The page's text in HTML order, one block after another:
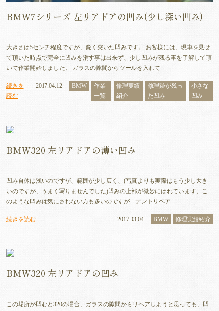
BMW7シリーズ 左リアドアの凹み(少し深い凹み)
大きさは5センチ程度ですが、鋭く突いた凹みです。 お客様には、現車を見せ
て頂いた時点で完全に凹みを消す事は出来ず、少し凹みが残る事を了解して頂
いて作業開始しました。 ガラスの隙間からツールを入れて
続きを
読む
2017.04.12 BMW
作業
一覧
修理実績
紹介
修理跡が残っ
た凹み
小さな
凹み
BMW320 左リアドアの薄い凹み
凹み自体は浅いのですが、範囲が少し広く、(写真よりも実際はもう少し大き
いのですが、うまく写りませんでした)凹みの上部が微妙にはれています。こ
のような凹みは気にされない方も多いのですが、デントリペア
続きを読む 2017.03.04 BMW 修理実績紹介
BMW320 左リアドアの凹み
この場所が凹むと320の場合、ガラスの隙間からリペアしようと思っても、凹